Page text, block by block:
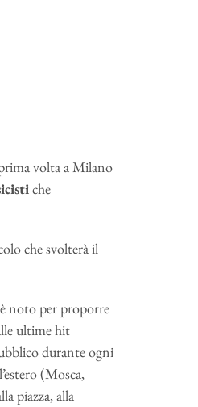
volta a Milano
che
che svolterà il
noto per proporre
ultime hit
durante ogni
(Mosca,
piazza, alla